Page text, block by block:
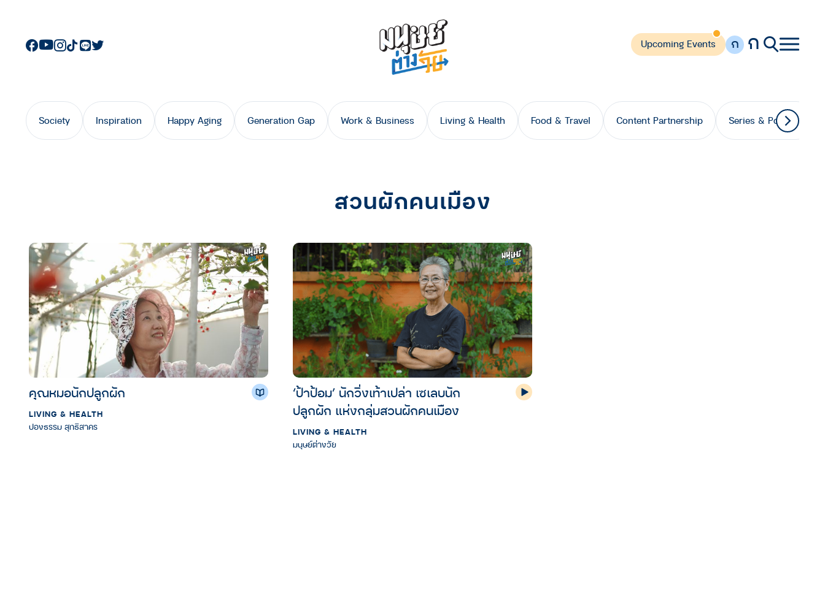
Upcoming Events ก ก
Society Inspiration Happy Aging Generation Gap Work & Business Living & Health Food & Travel Content Partnership Series & Podcast
สวนผักคนเมือง
คุณหมอนักปลูกผัก
LIVING & HEALTH
ปองธรรม สุทธิสาคร
‘ป้าป้อม’ นักวิ่งเท้าเปล่า เซเลบนัก
ปลูกผัก แห่งกลุ่มสวนผักคนเมือง
LIVING & HEALTH
มนุษย์ต่างวัย